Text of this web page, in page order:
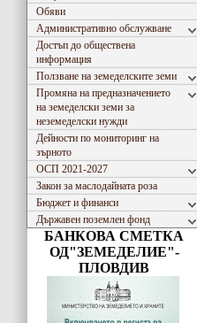
Обяви
Административно обслужване
Достъп до обществена
информация
Ползване на земеделските земи
Промяна на предназначението
на земеделски земи за
неземеделски нужди
Дейности по мониторинг на
зърното
ОСП 2021-2027
Закон за маслодайната роза
Бюджет и финанси
Държавен поземлен фонд
БАНКОВА СМЕТКА
ОД"ЗЕМЕДЕЛИЕ"-
ПЛОВДИВ